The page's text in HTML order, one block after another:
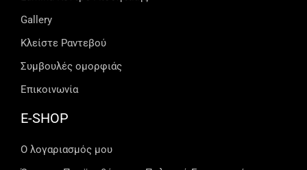
Gallery
Κλείστε Ραντεβού
Συμβουλές ομορφιάς
Επικοινωνία
E-SHOP
Ο λογαριασμός μου